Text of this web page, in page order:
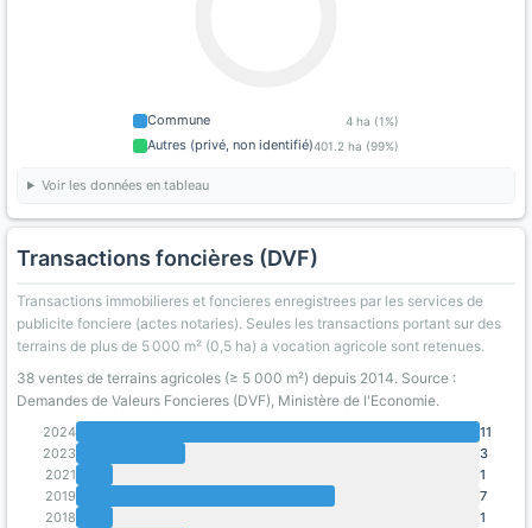
Commune 4 ha (1%)
Autres (privé, non identifié)401.2 ha (99%)
Voir les données en tableau
Transactions foncières (DVF)
Transactions immobilieres et foncieres enregistrees par les services de
publicite fonciere (actes notaries). Seules les transactions portant sur des
terrains de plus de 5 000 m² (0,5 ha) a vocation agricole sont retenues.
38 ventes de terrains agricoles (≥ 5 000 m²) depuis 2014. Source :
Demandes de Valeurs Foncieres (DVF), Ministère de l'Economie.
2024
11
2023
3
2021
1
2019
7
2018
1